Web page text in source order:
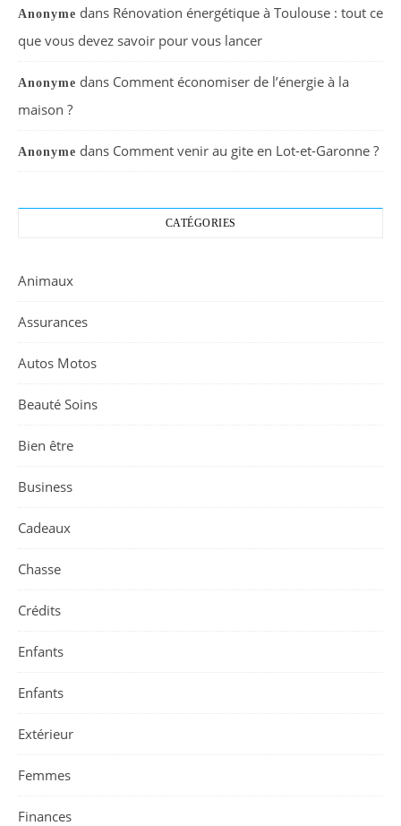
Anonyme dans Rénovation énergétique à Toulouse : tout ce
que vous devez savoir pour vous lancer
Anonyme dans Comment économiser de l’énergie à la
maison ?
Anonyme dans Comment venir au gite en Lot-et-Garonne ?
CATÉGORIES
Animaux
Assurances
Autos Motos
Beauté Soins
Bien être
Business
Cadeaux
Chasse
Crédits
Enfants
Enfants
Extérieur
Femmes
Finances